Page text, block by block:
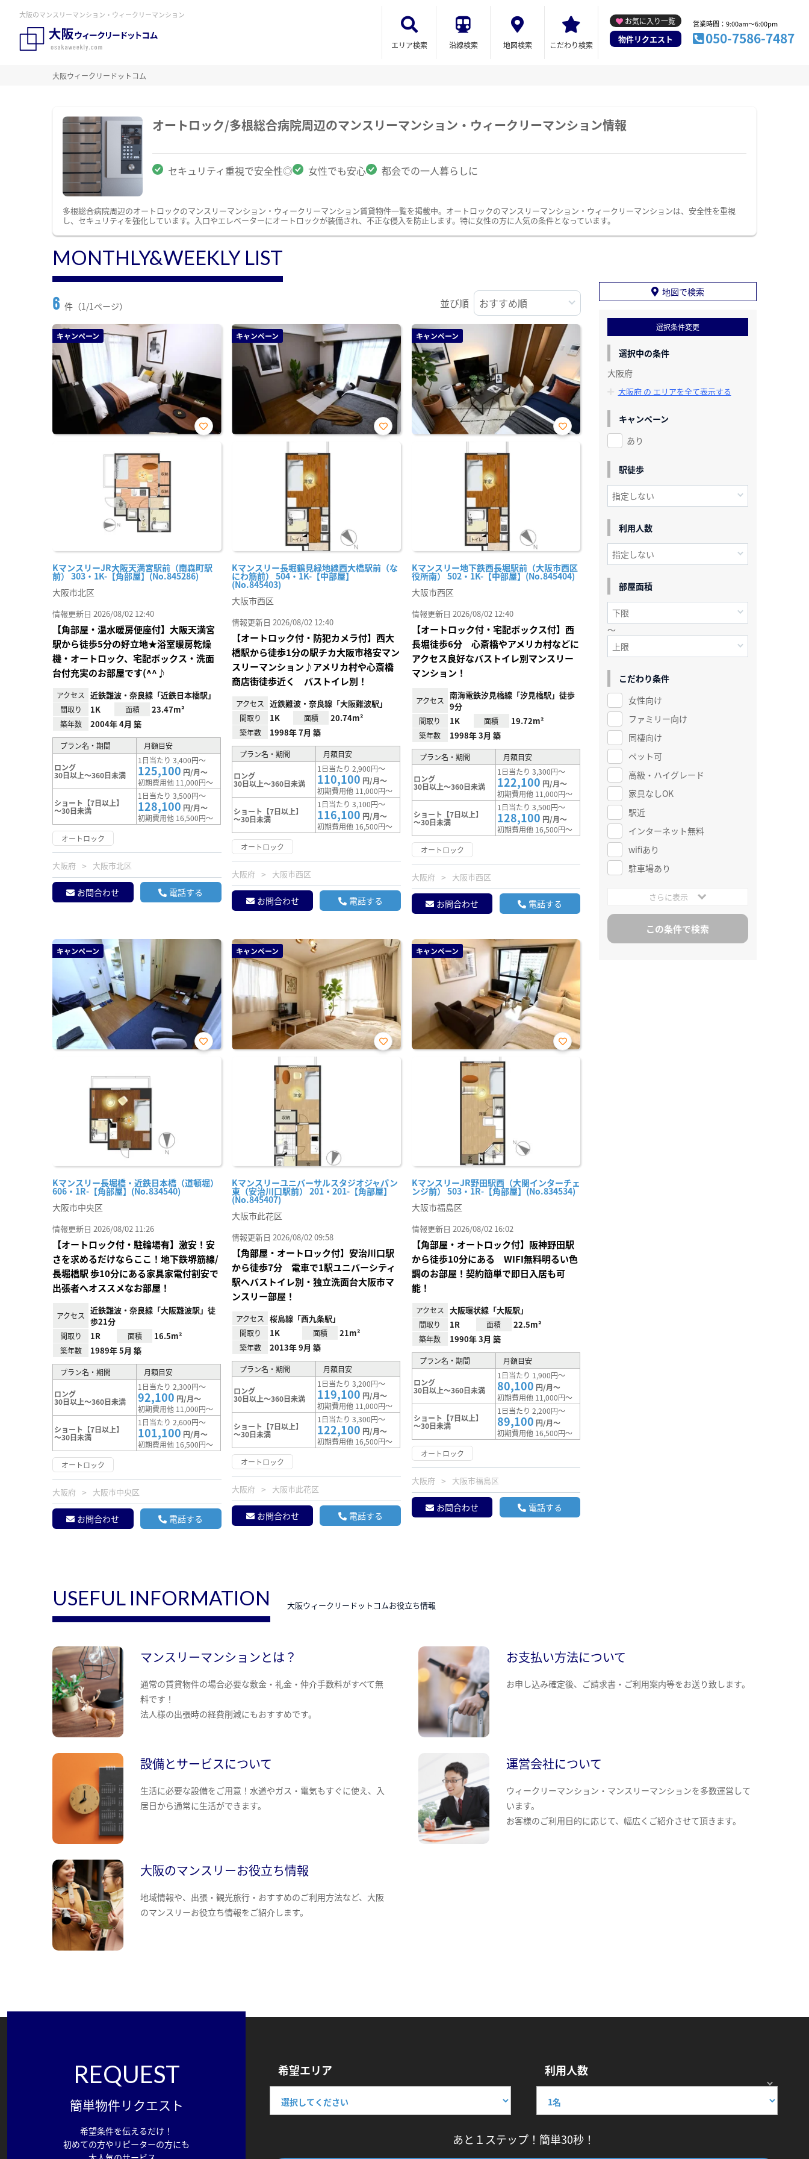
大阪のマンスリーマンション・ウィークリーマンション
エリア検索 沿線検索 地図検索 こだわり検索
お気に入り一覧
物件リクエスト
営業時間：9:00am～6:00pm
050-7586-7487
大阪ウィークリードットコム
オートロック/多根総合病院周辺のマンスリーマンション・ウィークリーマンション情報
セキュリティ重視で安全性◎ 女性でも安心 都会での一人暮らしに
多根総合病院周辺のオートロックのマンスリーマンション・ウィークリーマンション賃貸物件一覧を掲載中。オートロックのマンスリーマンション・ウィークリーマンションは、安全性を重視
し、セキュリティを強化しています。入口やエレベーターにオートロックが装備され、不正な侵入を防止します。特に女性の方に人気の条件となっています。
MONTHLY&WEEKLY LIST
6 件（1/1ページ） 並び順
キャンペーン
KマンスリーJR大阪天満宮駅前（南森町駅
前） 303・1K-【角部屋】(No.845286)
お気
大阪市北区
情報更新日 2026/08/02 12:40
【角部屋・温水暖房便座付】大阪天満宮
駅から徒歩5分の好立地★浴室暖房乾燥
機・オートロック、宅配ボックス・洗面
台付充実のお部屋です(^^♪
アクセス 近鉄難波・奈良線「近鉄日本橋駅」
間取り 1K 面積 23.47m²
築年数 2004年 4月 築
プラン名・期間 月額目安
ロング
30日以上～360日未満
1日当たり 3,400円～
125,100 円/月～
初期費用他 11,000円～
ショート【7日以上】
～30日未満
1日当たり 3,500円～
128,100 円/月～
初期費用他 16,500円～
オートロック
大阪府 大阪市北区
お問合わせ 電話する
キャンペーン
Kマンスリー長堀鶴見緑地線西大橋駅前（な
にわ筋前） 504・1K-【中部屋】
(No.845403)
お気
大阪市西区
情報更新日 2026/08/02 12:40
【オートロック付・防犯カメラ付】西大
橋駅から徒歩1分の駅チカ大阪市格安マン
スリーマンション♪アメリカ村や心斎橋
商店街徒歩近く バストイレ別！
アクセス 近鉄難波・奈良線「大阪難波駅」
間取り 1K 面積 20.74m²
築年数 1998年 7月 築
プラン名・期間 月額目安
ロング
30日以上～360日未満
1日当たり 2,900円～
110,100 円/月～
初期費用他 11,000円～
ショート【7日以上】
～30日未満
1日当たり 3,100円～
116,100 円/月～
初期費用他 16,500円～
オートロック
大阪府 大阪市西区
お問合わせ 電話する
キャンペーン
Kマンスリー地下鉄西長堀駅前（大阪市西区
役所南） 502・1K-【中部屋】(No.845404)
お気
大阪市西区
情報更新日 2026/08/02 12:40
【オートロック付・宅配ボックス付】西
長堀徒歩6分 心斎橋やアメリカ村などに
アクセス良好なバストイレ別マンスリー
マンション！
アクセス
南海電鉄汐見橋線「汐見橋駅」徒歩
9分
間取り 1K 面積 19.72m²
築年数 1998年 3月 築
プラン名・期間 月額目安
ロング
30日以上～360日未満
1日当たり 3,300円～
122,100 円/月～
初期費用他 11,000円～
ショート【7日以上】
～30日未満
1日当たり 3,500円～
128,100 円/月～
初期費用他 16,500円～
オートロック
大阪府 大阪市西区
お問合わせ 電話する
キャンペーン
Kマンスリー長堀橋・近鉄日本橋（道頓堀）
606・1R-【角部屋】(No.834540)
お気
大阪市中央区
情報更新日 2026/08/02 11:26
【オートロック付・駐輪場有】激安！安
さを求めるだけならここ！地下鉄堺筋線/
長堀橋駅 歩10分にある家具家電付割安で
出張者へオススメなお部屋！
アクセス
近鉄難波・奈良線「大阪難波駅」徒
歩21分
間取り 1R 面積 16.5m²
築年数 1989年 5月 築
プラン名・期間 月額目安
ロング
30日以上～360日未満
1日当たり 2,300円～
92,100 円/月～
初期費用他 11,000円～
ショート【7日以上】
～30日未満
1日当たり 2,600円～
101,100 円/月～
初期費用他 16,500円～
オートロック
大阪府 大阪市中央区
お問合わせ 電話する
キャンペーン
Kマンスリーユニバーサルスタジオジャパン
東（安治川口駅前） 201・201-【角部屋】
(No.845407)
お気
大阪市此花区
情報更新日 2026/08/02 09:58
【角部屋・オートロック付】安治川口駅
から徒歩7分 電車で1駅ユニバーシティ
駅へバストイレ別・独立洗面台大阪市マ
ンスリー部屋！
アクセス 桜島線「西九条駅」
間取り 1K 面積 21m²
築年数 2013年 9月 築
プラン名・期間 月額目安
ロング
30日以上～360日未満
1日当たり 3,200円～
119,100 円/月～
初期費用他 11,000円～
ショート【7日以上】
～30日未満
1日当たり 3,300円～
122,100 円/月～
初期費用他 16,500円～
オートロック
大阪府 大阪市此花区
お問合わせ 電話する
キャンペーン
KマンスリーJR野田駅西（大関インターチェ
ンジ前） 503・1R-【角部屋】(No.834534)
お気
大阪市福島区
情報更新日 2026/08/02 16:02
【角部屋・オートロック付】阪神野田駅
から徒歩10分にある WIFI無料明るい色
調のお部屋！契約簡単で即日入居も可
能！
アクセス 大阪環状線「大阪駅」
間取り 1R 面積 22.5m²
築年数 1990年 3月 築
プラン名・期間 月額目安
ロング
30日以上～360日未満
1日当たり 1,900円～
80,100 円/月～
初期費用他 11,000円～
ショート【7日以上】
～30日未満
1日当たり 2,200円～
89,100 円/月～
初期費用他 16,500円～
オートロック
大阪府 大阪市福島区
お問合わせ 電話する
地図で検索
選択条件変更
選択中の条件
大阪府
大阪府 の エリアを全て表示する
キャンペーン
あり
駅徒歩
利用人数
部屋面積
～
こだわり条件
女性向け
ファミリー向け
同棲向け
ペット可
高級・ハイグレード
家具なしOK
駅近
インターネット無料
wifiあり
駐車場あり
さらに表示
USEFUL INFORMATION 大阪ウィークリードットコムお役立ち情報
マンスリーマンションとは？
通常の賃貸物件の場合必要な敷金・礼金・仲介手数料がすべて無
料です！
法人様の出張時の経費削減にもおすすめです。
お支払い方法について
お申し込み確定後、ご請求書・ご利用案内等をお送り致します。
設備とサービスについて
生活に必要な設備をご用意！水道やガス・電気もすぐに使え、入
居日から通常に生活ができます。
運営会社について
ウィークリーマンション・マンスリーマンションを多数運営して
います。
お客様のご利用目的に応じて、幅広くご紹介させて頂きます。
大阪のマンスリーお役立ち情報
地域情報や、出張・観光旅行・おすすめのご利用方法など、大阪
のマンスリーお役立ち情報をご紹介します。
REQUEST
簡単物件リクエスト
希望条件を伝えるだけ！
初めての方やリピーターの方にも
希望エリア 利用人数
あと１ステップ！簡単30秒！